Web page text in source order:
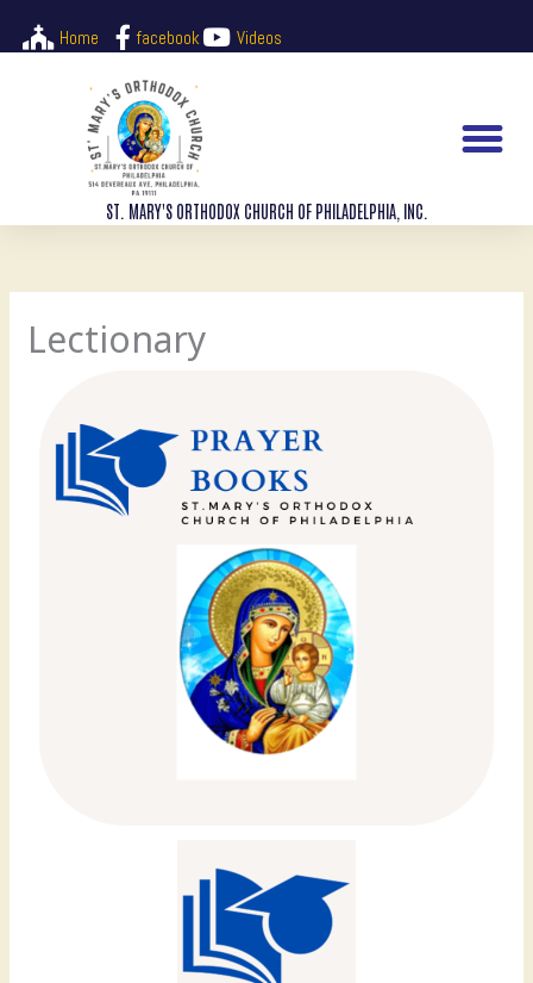
Home facebook Videos
ST. MARY'S ORTHODOX CHURCH OF PHILADELPHIA, INC.
Lectionary